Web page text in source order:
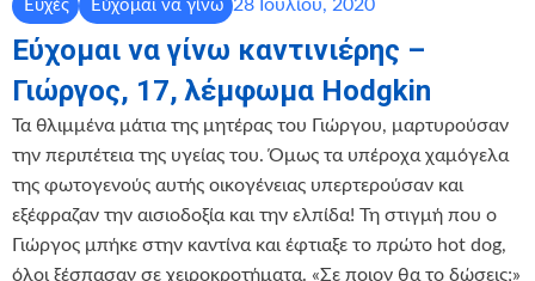
Ευχές Εύχομαι να γίνω 28 Ιουλίου, 2020
Εύχομαι να γίνω καντινιέρης –
Γιώργος, 17, λέμφωμα Hodgkin
Τα θλιμμένα μάτια της μητέρας του Γιώργου, μαρτυρούσαν
την περιπέτεια της υγείας του. Όμως τα υπέροχα χαμόγελα
της φωτογενούς αυτής οικογένειας υπερτερούσαν και
εξέφραζαν την αισιοδοξία και την ελπίδα! Τη στιγμή που ο
Γιώργος μπήκε στην καντίνα και έφτιαξε το πρώτο hot dog,
όλοι ξέσπασαν σε χειροκροτήματα. «Σε ποιον θα το δώσεις;»